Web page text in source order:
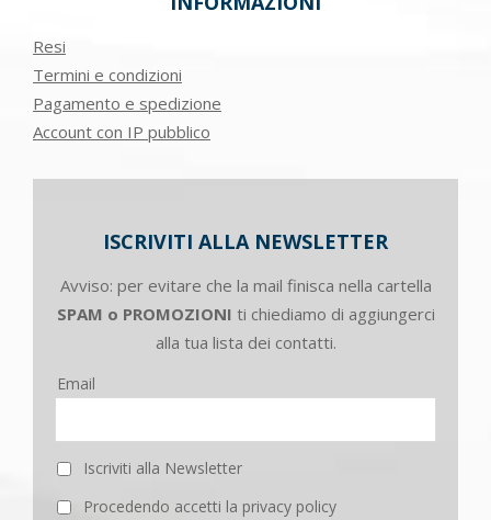
Resi
Termini e condizioni
Pagamento e spedizione
Account con IP pubblico
ISCRIVITI ALLA NEWSLETTER
Avviso: per evitare che la mail finisca nella cartella
SPAM o PROMOZIONI ti chiediamo di aggiungerci
alla tua lista dei contatti.
Email
Iscriviti alla Newsletter
Procedendo accetti la privacy policy